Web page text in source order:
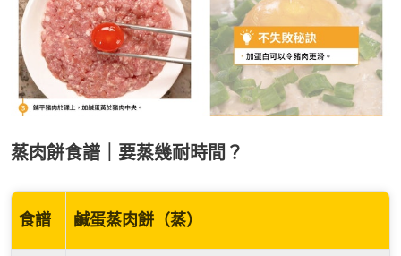
蒸肉餅食譜｜要蒸幾耐時間？
食譜 鹹蛋蒸肉餅（蒸）